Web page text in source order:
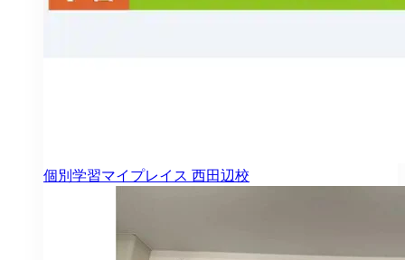
個別学習マイプレイス 西田辺校